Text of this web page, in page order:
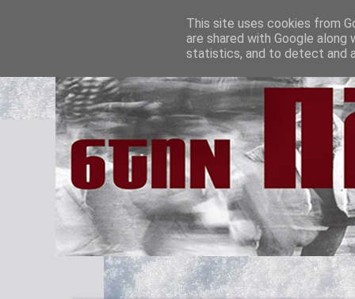
This site uses cookies from
are shared with Google
statistics, and to detect and